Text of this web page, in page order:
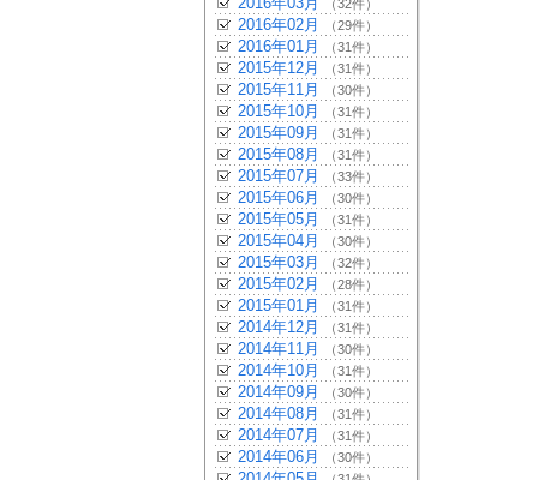
（32件）
2016年02月 （29件）
2016年01月 （31件）
2015年12月 （31件）
2015年11月 （30件）
2015年10月 （31件）
2015年09月 （31件）
2015年08月 （31件）
2015年07月 （33件）
2015年06月 （30件）
2015年05月 （31件）
2015年04月 （30件）
2015年03月 （32件）
2015年02月 （28件）
2015年01月 （31件）
2014年12月 （31件）
2014年11月 （30件）
2014年10月 （31件）
2014年09月 （30件）
2014年08月 （31件）
2014年07月 （31件）
2014年06月 （30件）